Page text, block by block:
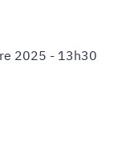
2025 - 13h30